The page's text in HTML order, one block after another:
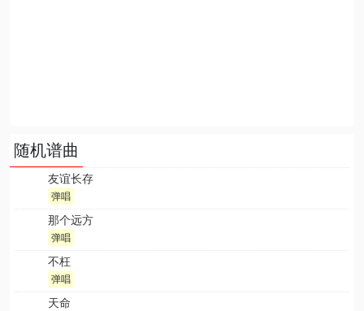
随机谱曲
友谊长存
弹唱
那个远方
弹唱
不枉
弹唱
天命